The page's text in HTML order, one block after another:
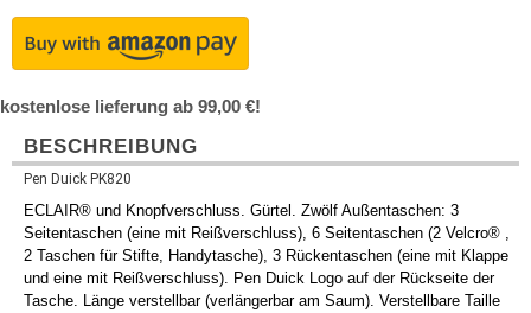
kostenlose lieferung ab 99,00 €!
BESCHREIBUNG
Pen Duick PK820
ECLAIR® und Knopfverschluss. Gürtel. Zwölf Außentaschen: 3
Seitentaschen (eine mit Reißverschluss), 6 Seitentaschen (2 Velcro® ,
2 Taschen für Stifte, Handytasche), 3 Rückentaschen (eine mit Klappe
und eine mit Reißverschluss). Pen Duick Logo auf der Rückseite der
Tasche. Länge verstellbar (verlängerbar am Saum). Verstellbare Taille